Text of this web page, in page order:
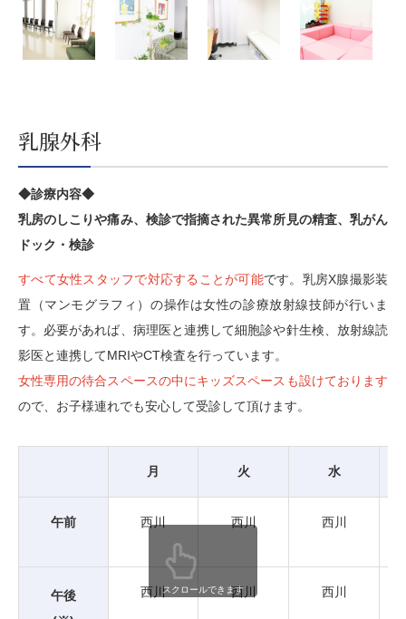
乳腺外科
◆診療内容◆
乳房のしこりや痛み、検診で指摘された異常所見の精査、乳がん
ドック・検診
すべて女性スタッフで対応することが可能です。乳房X腺撮影装
置（マンモグラフィ）の操作は女性の診療放射線技師が行いま
す。必要があれば、病理医と連携して細胞診や針生検、放射線読
影医と連携してMRIやCT検査を行っています。
女性専用の待合スペースの中にキッズスペースも設けております
ので、お子様連れでも安心して受診して頂けます。
月 火 水
午前 西川 西川 西川
午後
西川 西川 西川
スクロールできます